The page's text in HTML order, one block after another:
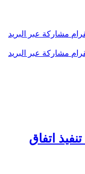
مشاركة عبر البريد
مشاركة عبر البريد
اتفاق